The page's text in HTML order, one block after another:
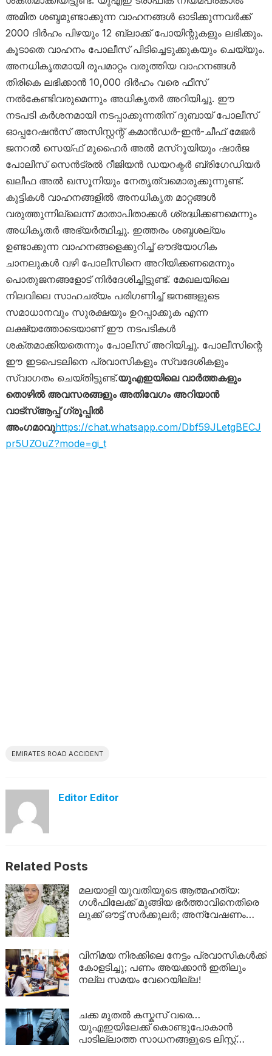
അമിത ശബ്ദമുണ്ടാക്കുന്ന വാഹനങ്ങൾ ഓടിക്കുന്നവർക്ക്
2000 ദിർഹം പിഴയും 12 ബ്ലാക്ക് പോയിന്റുകളും ലഭിക്കും.
കൂടാതെ വാഹനം പോലീസ് പിടിച്ചെടുക്കുകയും ചെയ്യും.
അനധികൃതമായി രൂപമാറ്റം വരുത്തിയ വാഹനങ്ങൾ
തിരികെ ലഭിക്കാൻ 10,000 ദിർഹം വരെ ഫീസ്
നൽകേണ്ടിവരുമെന്നും അധികൃതർ അറിയിച്ചു. ഈ
നടപടി കർശനമായി നടപ്പാക്കുന്നതിന് ദുബായ് പോലീസ്
ഓപ്പറേഷൻസ് അസിസ്റ്റന്റ് കമാൻഡർ-ഇൻ-ചീഫ് മേജർ
ജനറൽ സെയ്ഫ് മുഹൈർ അൽ മസ്‌റൂയിയും ഷാർജ
പോലീസ് സെൻട്രൽ റീജിയൻ ഡയറക്ടർ ബ്രിഗേഡിയർ
ഖലീഫ അൽ ഖസൂനിയും നേതൃത്വമൊരുക്കുന്നുണ്ട്.
കുട്ടികൾ വാഹനങ്ങളിൽ അനധികൃത മാറ്റങ്ങൾ
വരുത്തുന്നില്ലെന്ന് മാതാപിതാക്കൾ ശ്രദ്ധിക്കണമെന്നും
അധികൃതർ അഭ്യർത്ഥിച്ചു. ഇത്തരം ശബ്ദശല്യം
ഉണ്ടാക്കുന്ന വാഹനങ്ങളെക്കുറിച്ച് ഔദ്യോഗിക
ചാനലുകൾ വഴി പോലീസിനെ അറിയിക്കണമെന്നും
പൊതുജനങ്ങളോട് നിർദേശിച്ചിട്ടുണ്ട്. മേഖലയിലെ
നിലവിലെ സാഹചര്യം പരിഗണിച്ച് ജനങ്ങളുടെ
സമാധാനവും സുരക്ഷയും ഉറപ്പാക്കുക എന്ന
ലക്ഷ്യത്തോടെയാണ് ഈ നടപടികൾ
ശക്തമാക്കിയതെന്നും പോലീസ് അറിയിച്ചു. പോലീസിന്റെ
ഈ ഇടപെടലിനെ പ്രവാസികളും സ്വദേശികളും
സ്വാഗതം ചെയ്തിട്ടുണ്ട്.യുഎഇയിലെ വാർത്തകളും
തൊഴിൽ അവസരങ്ങളും അതിവേഗം അറിയാൻ
വാട്സ്ആപ്പ് ഗ്രൂപ്പിൽ
അംഗമാവുhttps://chat.whatsapp.com/Dbf59JLetgBECJ
pr5UZOuZ?mode=gi_t
EMIRATES ROAD ACCIDENT
Editor Editor
Related Posts
മലയാളി യുവതിയുടെ ആത്മഹത്യ:
ഗൾഫിലേക്ക് മുങ്ങിയ ഭർത്താവിനെതിരെ
ലുക്ക് ഔട്ട് സർക്കുലർ; അന്വേഷണം
വിനിമയ നിരക്കിലെ നേട്ടം പ്രവാസികൾക്ക്
കോളടിച്ചു; പണം അയക്കാൻ ഇതിലും
നല്ല സമയം വേറെയില്ല!
ചക്ക മുതൽ കസ്കസ് വരെ…
യുഎഇയിലേക്ക് കൊണ്ടുപോകാൻ
പാടില്ലാത്ത സാധനങ്ങളുടെ ലിസ്റ്റ്